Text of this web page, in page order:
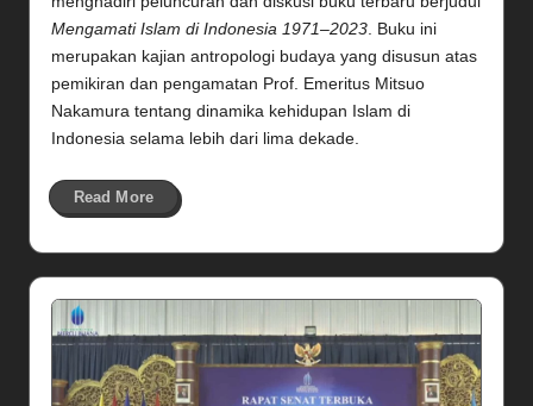
Mengamati Islam di Indonesia 1971–2023. Buku ini
merupakan kajian antropologi budaya yang disusun atas
pemikiran dan pengamatan Prof. Emeritus Mitsuo
Nakamura tentang dinamika kehidupan Islam di
Indonesia selama lebih dari lima dekade.
Read More